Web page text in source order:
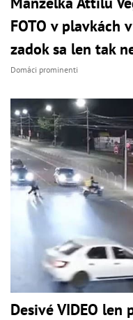
FOTO v plavkách
zadok sa len tak
Domáci prominenti
Desivé VIDEO len